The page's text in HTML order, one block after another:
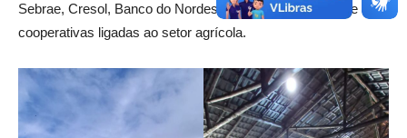
Sebrae, Cresol, Banco do Nordeste, além de sindicatos e
cooperativas ligadas ao setor agrícola.